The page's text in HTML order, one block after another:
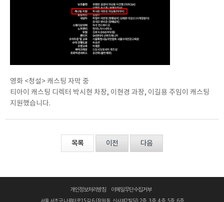
영화 <청설> 캐스팅 자막 중
티아이 캐스팅 디렉터 박시현 차장, 이현경 과장, 이길용 주임이 캐스팅
지원했습니다.
목록 이전 다음
개인정보처리방침 이메일무단수집거부